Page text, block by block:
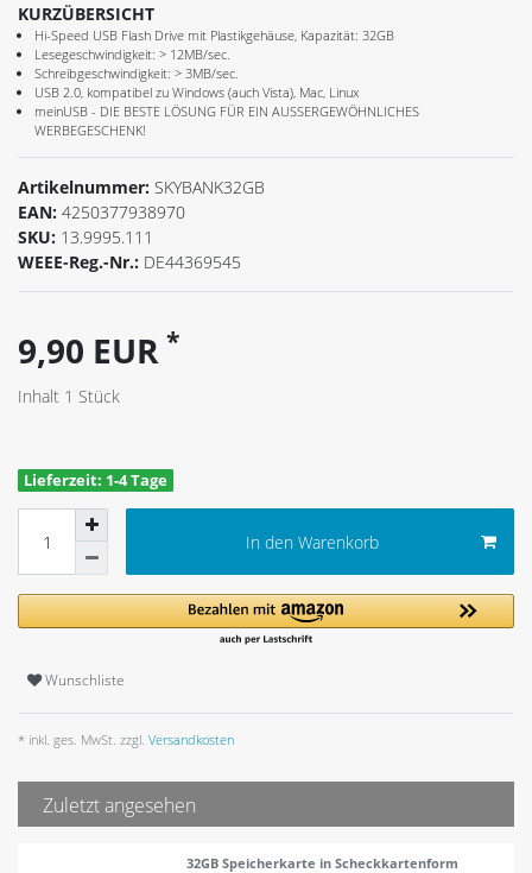
KURZÜBERSICHT
Hi-Speed USB Flash Drive mit Plastikgehäuse, Kapazität: 32GB
Lesegeschwindigkeit: > 12MB/sec.
Schreibgeschwindigkeit: > 3MB/sec.
USB 2.0, kompatibel zu Windows (auch Vista), Mac, Linux
meinUSB - DIE BESTE LÖSUNG FÜR EIN AUSSERGEWÖHNLICHES
WERBEGESCHENK!
Artikelnummer: SKYBANK32GB
EAN: 4250377938970
SKU: 13.9995.111
WEEE-Reg.-Nr.: DE44369545
9,90 EUR *
Inhalt 1 Stück
Lieferzeit: 1-4 Tage
In den Warenkorb
Wunschliste
* inkl. ges. MwSt. zzgl. Versandkosten
Zuletzt angesehen
32GB Speicherkarte in Scheckkartenform